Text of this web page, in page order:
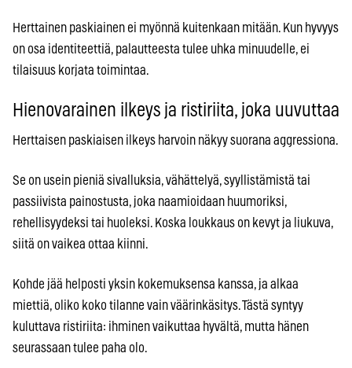
Herttainen paskiainen ei myönnä kuitenkaan mitään. Kun hyvyys
on osa identiteettiä, palautteesta tulee uhka minuudelle, ei
tilaisuus korjata toimintaa.
Hienovarainen ilkeys ja ristiriita, joka uuvuttaa
Herttaisen paskiaisen ilkeys harvoin näkyy suorana aggressiona.
Se on usein pieniä sivalluksia, vähättelyä, syyllistämistä tai
passiivista painostusta, joka naamioidaan huumoriksi,
rehellisyydeksi tai huoleksi. Koska loukkaus on kevyt ja liukuva,
siitä on vaikea ottaa kiinni.
Kohde jää helposti yksin kokemuksensa kanssa, ja alkaa
miettiä, oliko koko tilanne vain väärinkäsitys. Tästä syntyy
kuluttava ristiriita: ihminen vaikuttaa hyvältä, mutta hänen
seurassaan tulee paha olo.